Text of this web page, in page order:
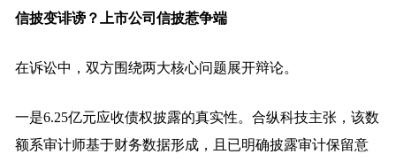
信披变诽谤？上市公司信披惹争端
在诉讼中，双方围绕两大核心问题展开辩论。
一是6.25亿元应收债权披露的真实性。合纵科技主张，该数
额系审计师基于财务数据形成，且已明确披露审计保留意